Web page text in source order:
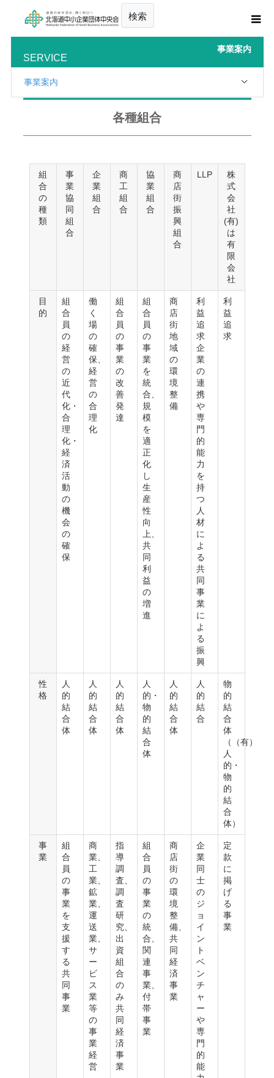
検索
SERVICE
事業案内
事業案内
各種組合
組
合
の
種
類
事
業
協
同
組
合
企
業
組
合
商
工
組
合
協
業
組
合
商
店
街
振
興
組
合
LLP
株
式
会
社
(有)
は
有
限
会
社
目
的
組
合
員
の
経
営
の
近
代
化・
合
理
化・
経
済
活
動
の
機
会
の
確
保
働
く
場
の
確
保、
経
営
の
合
理
化
組
合
員
の
事
業
の
改
善
発
達
組
合
員
の
事
業
を
統
合、
規
模
を
適
正
化
し
生
産
性
向
上、
共
同
利
益
の
増
進
商
店
街
地
域
の
環
境
整
備
利
益
追
求
企
業
の
連
携
や
専
門
的
能
力
を
持
つ
人
材
に
よ
る
共
同
事
業
に
よ
る
振
興
利
益
追
求
性
格
人
的
結
合
体
人
的
結
合
体
人
的
結
合
体
人
的・
物
的
結
合
体
人
的
結
合
体
人
的
結
合
物
的
結
合
体
（（有）
人
的・
物
的
結
合
体）
事
業
組
合
員
の
事
業
を
支
援
す
る
共
同
事
業
商
業、
工
業、
鉱
業、
運
送
業、
サ
ー
ビ
ス
業
等
の
事
業
経
営
指
導
調
査、
調
査
研
究、
出
資
組
合
の
み
共
同
経
済
事
業
組
合
員
の
事
業
の
統
合、
関
連
事
業、
付
帯
事
業
商
店
街
の
環
境
整
備、
共
同
経
済
事
業
企
業
同
士
の
ジ
ョ
イ
ン
ト
ベ
ン
チ
ャ
ー
や
専
門
的
能
定
款
に
掲
げ
る
事
業